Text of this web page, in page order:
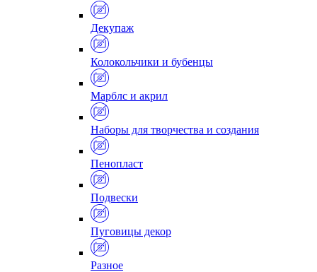
Декупаж
Колокольчики и бубенцы
Марблс и акрил
Наборы для творчества и создания
Пенопласт
Подвески
Пуговицы декор
Разное